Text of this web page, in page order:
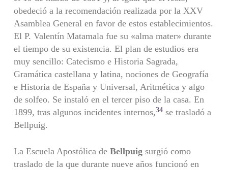
obedeció a la recomendación realizada por la XXV
Asamblea General en favor de estos establecimientos.
El P. Valentín Matamala fue su «alma mater» durante
el tiempo de su existencia. El plan de estudios era
muy sencillo: Catecismo e Historia Sagrada,
Gramática castellana y latina, nociones de Geografía
e Historia de España y Universal, Aritmética y algo
de solfeo. Se instaló en el tercer piso de la casa. En
1899, tras algunos incidentes internos,34se trasladó a
Bellpuig.
La Escuela Apostólica de Bellpuigsurgió como
traslado de la que durante nueve años funcionó en